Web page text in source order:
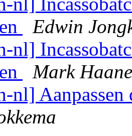
Edwin
nl]
Mark
nl]